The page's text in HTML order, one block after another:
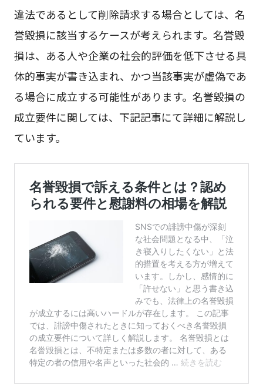
違法であるとして削除請求する場合としては、名
誉毀損に該当するケースが考えられます。名誉毀
損は、ある人や企業の社会的評価を低下させる具
体的事実が書き込まれ、かつ当該事実が虚偽であ
る場合に成立する可能性があります。名誉毀損の
成立要件に関しては、下記記事にて詳細に解説し
ています。